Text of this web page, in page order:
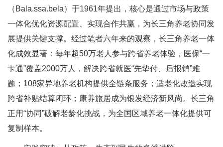
（Bala.ssa.bela）于1961年提出，核心是通过市场与政策
一体化优化资源配置、实现合作共赢，为长三角养老协同发
展提供关键支撑。经过笔者六年来的观察，长三角养老一体
化成效显著：每年超50万老人参与跨省养老体验，医保“一
卡通”覆盖2000万人，解决跨省就医“先垫付、后报销”难
题；108家异地养老机构提供全链条服务；适老化改造实现
跨省补贴结算闭环；康养旅居成为银发经济新风尚。长三角
正用“协同”破解老龄化挑战，为全国区域养老一体化提供可
复制样本。